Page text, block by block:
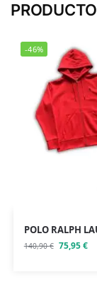
-46%
POLO RALPH
140,90€ 75,95€